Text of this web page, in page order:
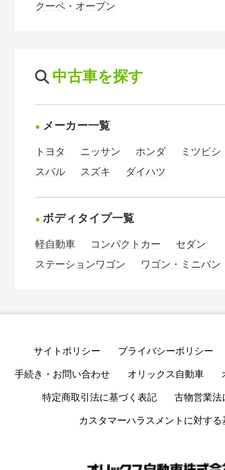
クーペ・オープン
中古車を探す
メーカー一覧
トヨタ ニッサン ホンダ
ミツビシ
スバル
スズキ ダイハツ
ボディタイプ一覧
軽自動車 コンパクトカー
セダン
ステーションワゴン
ワゴン・ミニバン
サイトポリシー プライバシーポリシー
手続き・お問い合わせ オリックス自動車
特定商取引法に基づく表記 古物営業法
カスタマーハラスメントに対する